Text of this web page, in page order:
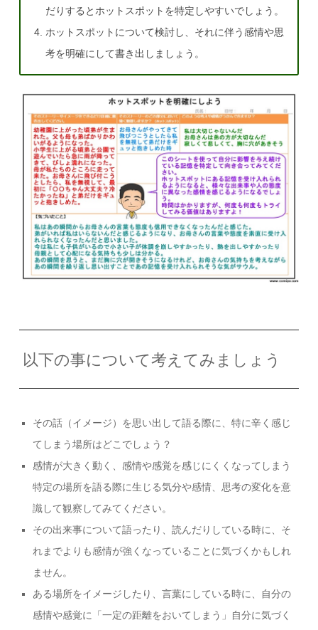
だりするとホットスポットを特定しやすいでしょう。
ホットスポットについて検討し、それに伴う感情や思
考を明確にして書き出しましょう。
以下の事について考えてみましょう
その話（イメージ）を思い出して語る際に、特に辛く感じ
てしまう場所はどこでしょう？
感情が大きく動く、感情や感覚を感じにくくなってしまう
特定の場所を語る際に生じる気分や感情、思考の変化を意
識して観察してみてください。
その出来事について語ったり、読んだりしている時に、そ
れまでよりも感情が強くなっていることに気づくかもしれ
ません。
ある場所をイメージしたり、言葉にしている時に、自分の
感情や感覚に「一定の距離をおいてしまう」自分に気づく